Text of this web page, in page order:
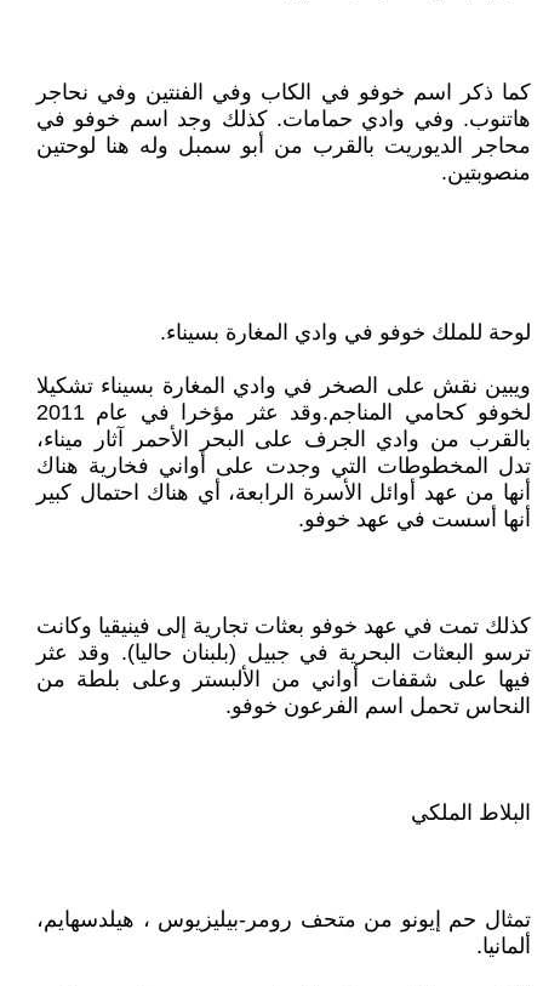
كما ذكر اسم خوفو في الكاب وفي الفنتين وفي نحاجر
هاتنوب. وفي وادي حمامات. كذلك وجد اسم خوفو في
محاجر الديوريت بالقرب من أبو سمبل وله هنا لوحتين
منصوبتين.
لوحة للملك خوفو في وادي المغارة بسيناء.
ويبين نقش على الصخر في وادي المغارة بسيناء تشكيلا
لخوفو كحامي المناجم.وقد عثر مؤخرا في عام 2011
بالقرب من وادي الجرف على البحر الأحمر آثار ميناء،
تدل المخطوطات التي وجدت على أواني فخارية هناك
أنها من عهد أوائل الأسرة الرابعة، أي هناك احتمال كبير
أنها أسست في عهد خوفو.
كذلك تمت في عهد خوفو بعثات تجارية إلى فينيقيا وكانت
ترسو البعثات البحرية في جبيل (بلبنان حاليا). وقد عثر
فيها على شقفات أواني من الألبستر وعلى بلطة من
النحاس تحمل اسم الفرعون خوفو.
البلاط الملكي
تمثال حم إيونو من متحف رومر-بيليزيوس ، هيلدسهايم،
ألمانيا.